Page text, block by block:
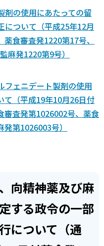
剤の使用にあたっての留
について（平成25年12月
食審査発1220第17号、
麻発1220第9号）
フェニデート製剤の使用
て（平成19年10月26日付
審査発第1026002号、薬食
第1026003号）
向精神薬及び麻
する政令の一部
について（通